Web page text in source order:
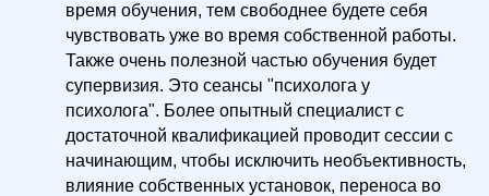
время обучения, тем свободнее будете себя
чувствовать уже во время собственной работы.
Также очень полезной частью обучения будет
супервизия. Это сеансы "психолога у
психолога". Более опытный специалист с
достаточной квалификацией проводит сессии с
начинающим, чтобы исключить необъективность,
влияние собственных установок, переноса во